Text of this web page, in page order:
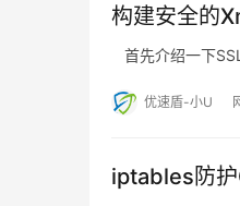
构建安全的
首先介绍一下
优速盾-小U
iptables防